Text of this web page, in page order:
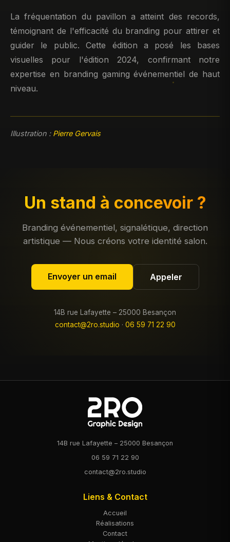
La fréquentation du pavillon a atteint des records,
témoignant de l'efficacité du branding pour attirer et
guider le public. Cette édition a posé les bases
visuelles pour l'édition 2024, confirmant notre
expertise en branding gaming événementiel de haut
niveau.
Illustration : Pierre Gervais
Un stand à concevoir ?
Branding événementiel, signalétique, direction
artistique — Nous créons votre identité salon.
Envoyer un email Appeler
14B rue Lafayette – 25000 Besançon
contact@2ro.studio · 06 59 71 22 90
14B rue Lafayette – 25000 Besançon
06 59 71 22 90
contact@2ro.studio
Liens & Contact
Accueil
Réalisations
Contact